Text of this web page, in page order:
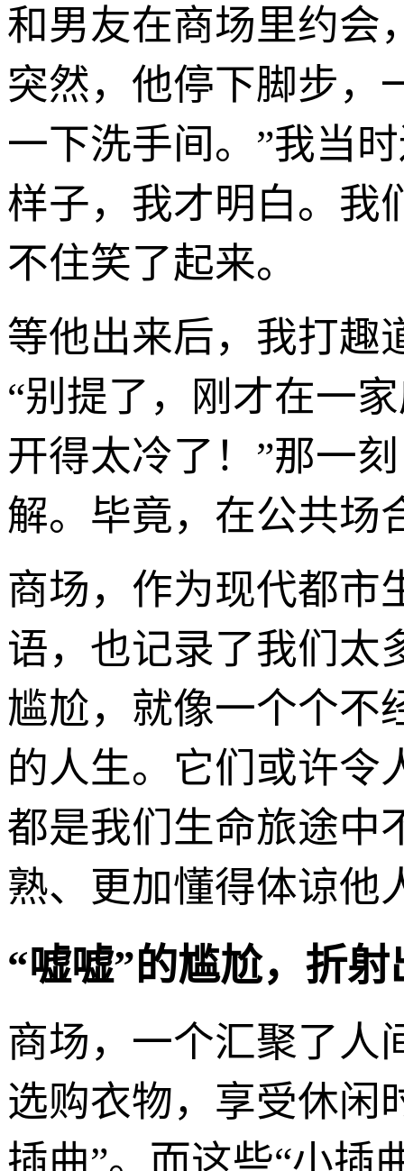
和男友在商场里约会
突然，他停下脚步
一下洗手间。”我当
样子，我才明白。我
不住笑了起来。
等他出来后，我打趣
“别提了，刚才在一
开得太冷了！”那一
解。毕竟，在公共场
商场，作为现代都市
语，也记录了我们太
尴尬，就像一个个不
的人生。它们或许令
都是我们生命旅途中
熟、更加懂得体谅他
“嘘嘘”的尴尬，折
商场，一个汇聚了人
选购衣物，享受休闲